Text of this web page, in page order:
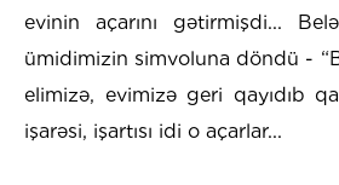
evinin açarını gətirmişdi...
ümidimizin simvoluna döndü -
elimizə, evimizə geri qayıdıb
işarəsi, işartısı idi o açarlar...